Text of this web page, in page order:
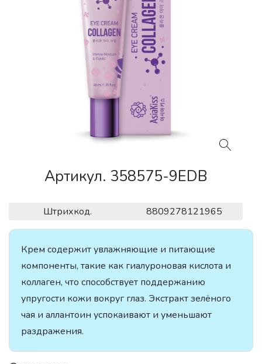
Артикул. 358575-9EDB
Штрихкод. 8809278121965
Крем содержит увлажняющие и питающие
компоненты, такие как гиалуроновая кислота и
коллаген, что способствует поддержанию
упругости кожи вокруг глаз. Экстракт зелёного
чая и аллантоин успокаивают и уменьшают
раздражения.